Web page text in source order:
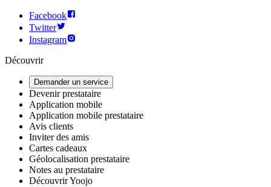
Facebook
Twitter
Instagram
Découvrir
Demander un service
Devenir prestataire
Application mobile
Application mobile prestataire
Avis clients
Inviter des amis
Cartes cadeaux
Géolocalisation prestataire
Notes au prestataire
Découvrir Yoojo